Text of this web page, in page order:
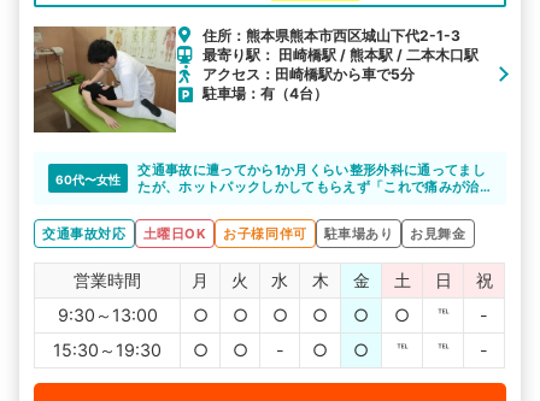
住所：熊本県熊本市西区城山下代2-1-3
最寄り駅： 田崎橋駅 / 熊本駅 / 二本木口駅
アクセス：田崎橋駅から車で5分
駐車場：有（4台）
60代〜女性
交通事故に遭ってから1か月くらい整形外科に通ってまし
たが、ホットパックしかしてもらえず「これで痛みが治
ひかり整骨院さんに相談した所、施術できると言っても
らえたので、通い始めたら痛い所がどこか分からなかっ
した。先生たちもその都度話をしっかりと聞いてくれ一
生懸命してくれます。ひかり整骨院の先生方いつもあり
がとうございます。
交通事故対応 土曜日OK お子様同伴可 駐車場あり お見舞金
営業時間 月 火 水 木 金 土 日
祝
9:30～13:00
○ ○ ○ ○ ○ ○ ℡
-
15:30～19:30
○ ○ - ○ ○ ℡ ℡ -